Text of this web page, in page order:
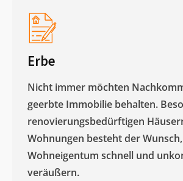
Erbe
Nicht immer möchten
geerbte Immobilie behalten.
renovierungsbedürftigen
Wohnungen besteht der
Wohneigentum schnell und
veräußern. ​